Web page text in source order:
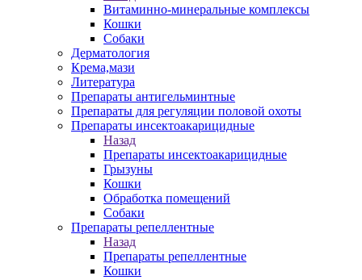
Витаминно-минеральные комплексы
Кошки
Собаки
Дерматология
Крема,мази
Литература
Препараты антигельминтные
Препараты для регуляции половой охоты
Препараты инсектоакарицидные
Назад
Препараты инсектоакарицидные
Грызуны
Кошки
Обработка помещений
Собаки
Препараты репеллентные
Назад
Препараты репеллентные
Кошки